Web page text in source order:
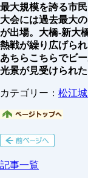
最大規模を誇る市
大会には過去最大
が出場。大橋-新大
熱戦が繰り広げら
あちらこちらでビ
光景が見受けられ
カテゴリー： 松江
記事一覧